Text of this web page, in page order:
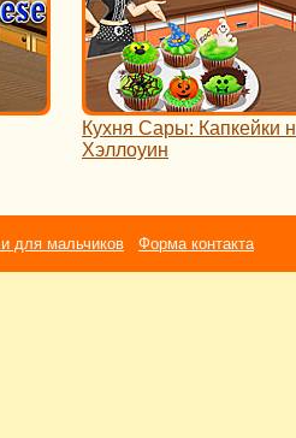
Кухня Сары: Капкейки
Хэллоуин
для мальчиков Форма контакта